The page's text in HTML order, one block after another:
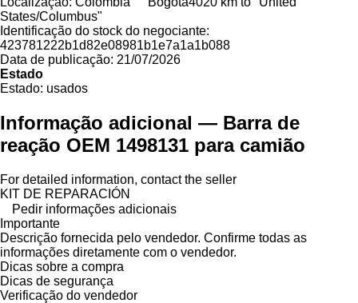
States/Columbus"
Identificação do stock do negociante:
423781222b1d82e08981b1e7a1a1b088
Data de publicação: 21/07/2026
Estado
Estado: usados
Informação adicional — Barra de
reação OEM 1498131 para camião
For detailed information, contact the seller
KIT DE REPARACIÓN
Pedir informações adicionais
Importante
Descrição fornecida pelo vendedor. Confirme todas as
informações diretamente com o vendedor.
Dicas sobre a compra
Dicas de segurança
Verificação do vendedor